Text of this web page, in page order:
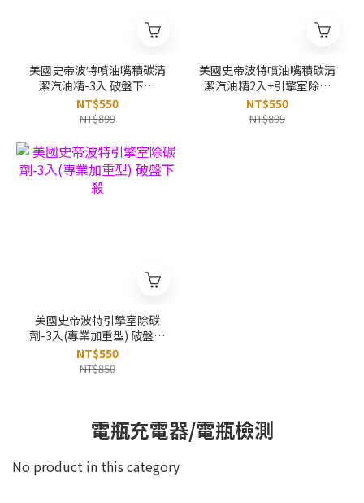
美國史帝波特噴油嘴積碳清
潔汽油精-3入 破盤下殺
OMAX歐妹思購物網
NT$550
NT$899
美國史帝波特噴油嘴積碳清
潔汽油精2入+引擎室除碳
劑1入(3入組合) 破盤下殺
OMAX歐妹思購物網
NT$550
NT$899
美國史帝波特引擎室除碳
劑-3入(專業加重型) 破盤下
殺
NT$550
NT$850
電瓶充電器/電瓶檢測
No product in this category